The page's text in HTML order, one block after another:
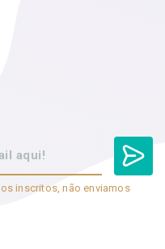
inscritos, não enviamos